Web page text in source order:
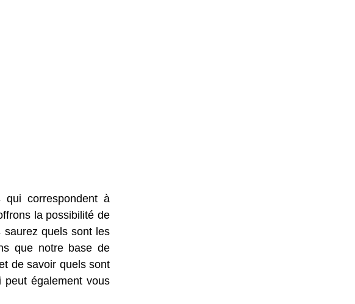
correspondent à
la possibilité de
saurez quels sont les
que notre base de
de savoir quels sont
peut également vous